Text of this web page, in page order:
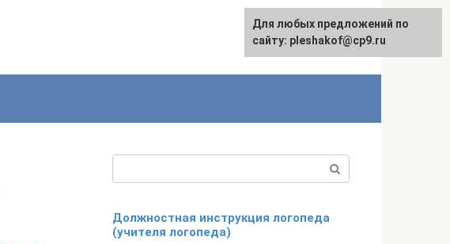
Должностная инструкция логопеда
(учителя логопеда)
Для любых предложений по
сайту: pleshakof@cp9.ru